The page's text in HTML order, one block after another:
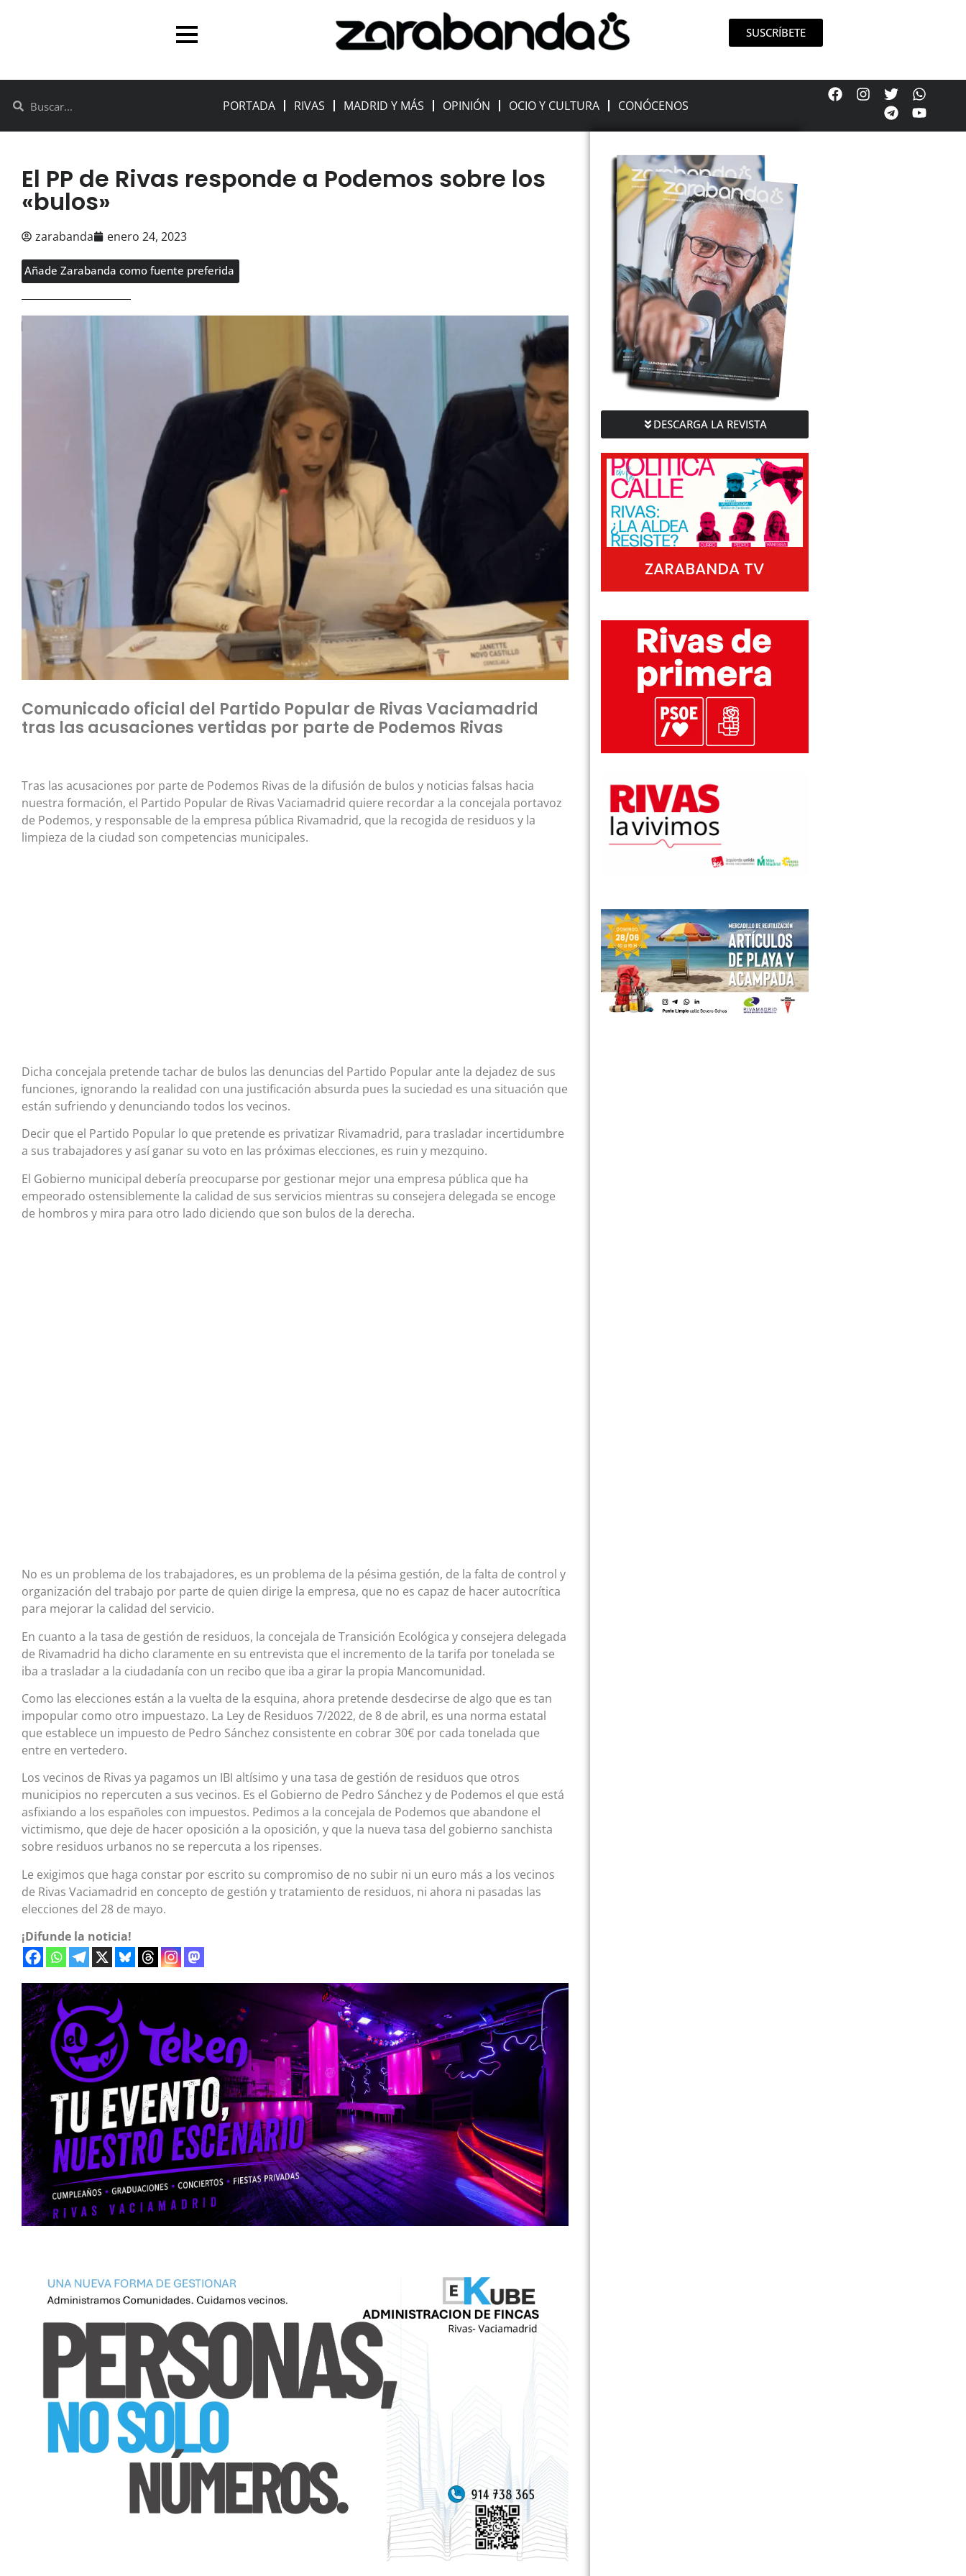
SUSCRÍBETE
PORTADA RIVAS MADRID Y MÁS OPINIÓN OCIO Y CULTURA CONÓCENOS
El PP de Rivas responde a Podemos sobre los
«bulos»
zarabanda enero 24, 2023
Añade Zarabanda como fuente preferida
Comunicado oficial del Partido Popular de Rivas Vaciamadrid
tras las acusaciones vertidas por parte de Podemos Rivas
Tras las acusaciones por parte de Podemos Rivas de la difusión de bulos y noticias falsas hacia
nuestra formación, el Partido Popular de Rivas Vaciamadrid quiere recordar a la concejala portavoz
de Podemos, y responsable de la empresa pública Rivamadrid, que la recogida de residuos y la
limpieza de la ciudad son competencias municipales.
Dicha concejala pretende tachar de bulos las denuncias del Partido Popular ante la dejadez de sus
funciones, ignorando la realidad con una justificación absurda pues la suciedad es una situación que
están sufriendo y denunciando todos los vecinos.
Decir que el Partido Popular lo que pretende es privatizar Rivamadrid, para trasladar incertidumbre
a sus trabajadores y así ganar su voto en las próximas elecciones, es ruin y mezquino.
El Gobierno municipal debería preocuparse por gestionar mejor una empresa pública que ha
empeorado ostensiblemente la calidad de sus servicios mientras su consejera delegada se encoge
de hombros y mira para otro lado diciendo que son bulos de la derecha.
No es un problema de los trabajadores, es un problema de la pésima gestión, de la falta de control y
organización del trabajo por parte de quien dirige la empresa, que no es capaz de hacer autocrítica
para mejorar la calidad del servicio.
En cuanto a la tasa de gestión de residuos, la concejala de Transición Ecológica y consejera delegada
de Rivamadrid ha dicho claramente en su entrevista que el incremento de la tarifa por tonelada se
iba a trasladar a la ciudadanía con un recibo que iba a girar la propia Mancomunidad.
Como las elecciones están a la vuelta de la esquina, ahora pretende desdecirse de algo que es tan
impopular como otro impuestazo. La Ley de Residuos 7/2022, de 8 de abril, es una norma estatal
que establece un impuesto de Pedro Sánchez consistente en cobrar 30€ por cada tonelada que
entre en vertedero.
Los vecinos de Rivas ya pagamos un IBI altísimo y una tasa de gestión de residuos que otros
municipios no repercuten a sus vecinos. Es el Gobierno de Pedro Sánchez y de Podemos el que está
asfixiando a los españoles con impuestos. Pedimos a la concejala de Podemos que abandone el
victimismo, que deje de hacer oposición a la oposición, y que la nueva tasa del gobierno sanchista
sobre residuos urbanos no se repercuta a los ripenses.
Le exigimos que haga constar por escrito su compromiso de no subir ni un euro más a los vecinos
de Rivas Vaciamadrid en concepto de gestión y tratamiento de residuos, ni ahora ni pasadas las
elecciones del 28 de mayo.
¡Difunde la noticia!
DESCARGA LA REVISTA
ZARABANDA TV